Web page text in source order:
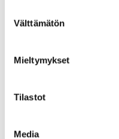
valinta
Välttämätön
Mieltymykset
Tilastot
Media
luonnonvaratieto.luke.fi-
Jos kohtaat
Jos kohtaat suurpedon
on syytä pyrkiä
Tällainen kohtaaminen